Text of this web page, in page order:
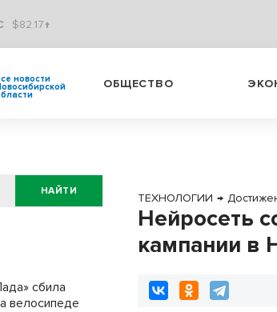
$82.17↑
новости ОБЩЕСТВО
ТЕХНОЛОГИИ →
Нейросеть
кампании в
НАЙТИ
сбила
велосипеде